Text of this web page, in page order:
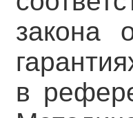
закона
в